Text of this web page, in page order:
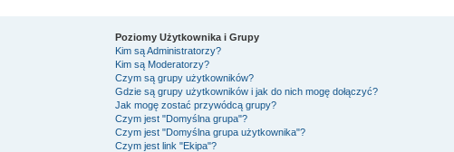
Poziomy Użytkownika i Grupy
Kim są Administratorzy?
Kim są Moderatorzy?
Czym są grupy użytkowników?
Gdzie są grupy użytkowników i jak do nich mogę dołączyć?
Jak mogę zostać przywódcą grupy?
Czym jest "Domyślna grupa"?
Czym jest "Domyślna grupa użytkownika"?
Czym jest link "Ekipa"?